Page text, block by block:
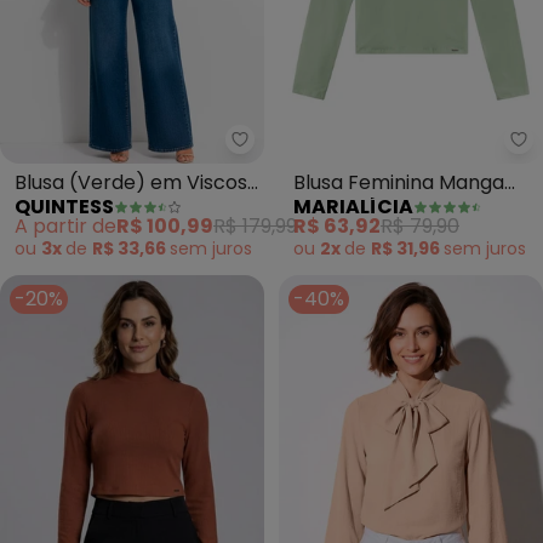
Quintess - Blusa (Verde) em
Blusa (Verde) em Viscose
Plana
QUINTESS
A partir deR$ 100,99R$ 179,99
ou 3x de R$ 33,66 sem juros
Blusa Feminina Manga
Longa (Verde)
MARIALÍCIA
R$ 63,92R$ 79,90
ou 2x de R$ 31,96 sem juros
-20% -40%